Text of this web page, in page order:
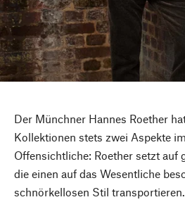
Der Münchner Hannes Roether
Kollektionen stets zwei Aspekte
Offensichtliche: Roether setzt auf
die einen auf das Wesentliche
schnörkellosen Stil